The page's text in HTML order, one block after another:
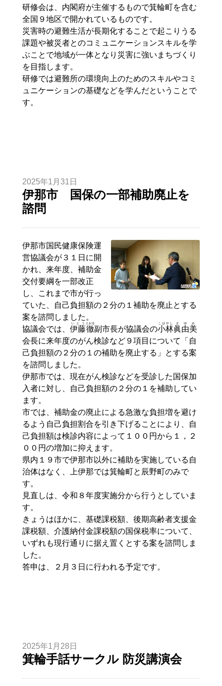
研修会は、内閣府が主催するもので箕輪町を含む
全国９地区で開かれているものです。
災害時の避難生活が長期化することで起こりうる
課題や被災者とのコミュニケーションスキルを学
ぶことで地域が一体となり災害に強いまちづくり
を目指します。
研修では避難所の環境向上のためのスキルやコミ
ュニケーションの基礎などを学んだということで
す。
2025年1月31日
伊那市 国保の一部補助廃止を
諮問
伊那市国民健康保険運
営協議会が３１日に開
かれ、来年度、補助金
交付要綱を一部改正
し、これまで市が行っ
ていた、自己負担額の２分の１補助を廃止とする
案を諮問しました。
協議会では、伊藤
いとう
徹
とおる
副市長が協議会の小林
こばやし
眞由美
まゆみ
会長に来年度のがん検診など９項目について「自
己負担額の２分の１の補助を廃止する」とする案
を諮問しました。
伊那市では、現在がん検診などを受診した国保加
入者に対し、自己負担額の２分の１を補助してい
ます。
市では、補助金の廃止による急激な負担増を避け
るよう自己負担割合を引き下げることにより、自
己負担額は検診内容によって１００円から１，２
００円の増加に抑えます。
県内１９市で伊那市以外に補助を実施している自
治体はなく、上伊那では箕輪町と辰野町のみで
す。
見直しは、令和８年度実施分から行うとしていま
す。
きょうはほかに、基礎課税額、後期高齢者支援金
課税額、介護納付金課税額の国保税率について、
いずれも現行通りに据え置くとする案を諮問しま
した。
答申は、２月３日に行われる予定です。
2025年1月28日
箕輪手話サークル 防災講演会